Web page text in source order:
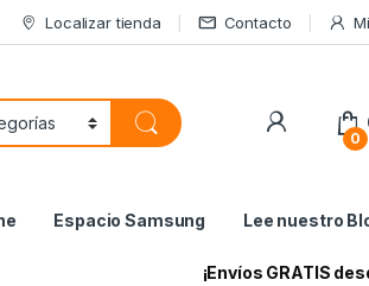
Localizar tienda Contacto
My
0
Espacio Samsung Lee nuestro
¡Envíos GRATIS